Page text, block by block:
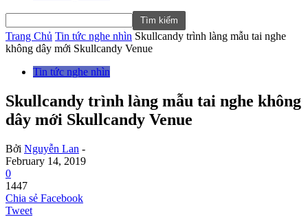
Trang Chủ Tin tức nghe nhìn Skullcandy trình làng mẫu tai nghe
không dây mới Skullcandy Venue
Tin tức nghe nhìn
Skullcandy trình làng mẫu tai nghe không
dây mới Skullcandy Venue
Bởi Nguyễn Lan -
February 14, 2019
0
1447
Chia sẻ Facebook
Tweet